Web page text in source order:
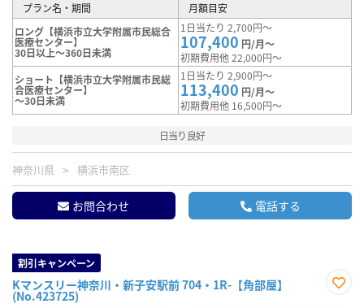
プラン名・期間
月額目安
ロング【横浜市立大学附属市民総合
医療センター】
30日以上～360日未満
1日当たり 2,700円～
107,400 円/月～
初期費用他 22,000円～
ショート【横浜市立大学附属市民総
合医療センター】
～30日未満
1日当たり 2,900円～
113,400 円/月～
初期費用他 16,500円～
日当り良好
神奈川県 横浜市南区
お問合わせ 電話する
割引キャンペーン
Kマンスリー神奈川・新子安駅前 704・1R-【角部屋】
(No.423725)